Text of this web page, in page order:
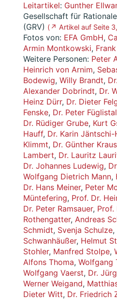
Leitartikel: Gunther
Gesellschaft für
(GRV) ( ↗ Artikel auf Seite 3,
Fotos von: EFA GmbH,
Armin Montkowski,
Weitere Personen: Peter
Heinrich von Arnim,
Bodewig, Willy Brandt,
Alexander Dobrindt, Dr.
Heinz Dürr, Dr. Dieter
Fenske, Dr. Peter
Dr. Rüdiger Grube, Kurt
Hauff, Dr. Karin Jäntschi-
Klimmt, Dr. Günther
Lambert, Dr. Lauritz
Dr. Johannes Ludewig,
Wolfgang Dietrich Mann,
Dr. Hans Meiner, Peter
Müntefering, Prof. Dr.
Dr. Peter Ramsauer, Prof.
Rothengatter, Andreas
Schmidt, Svenja Schulze,
Schwanhäußer, Helmut
Stohler, Manfred Stolpe,
Alfons Thoma, Wolfgang
Wolfgang Vaerst, Dr.
Werner Weigand,
Dieter Witt, Dr. Friedrich